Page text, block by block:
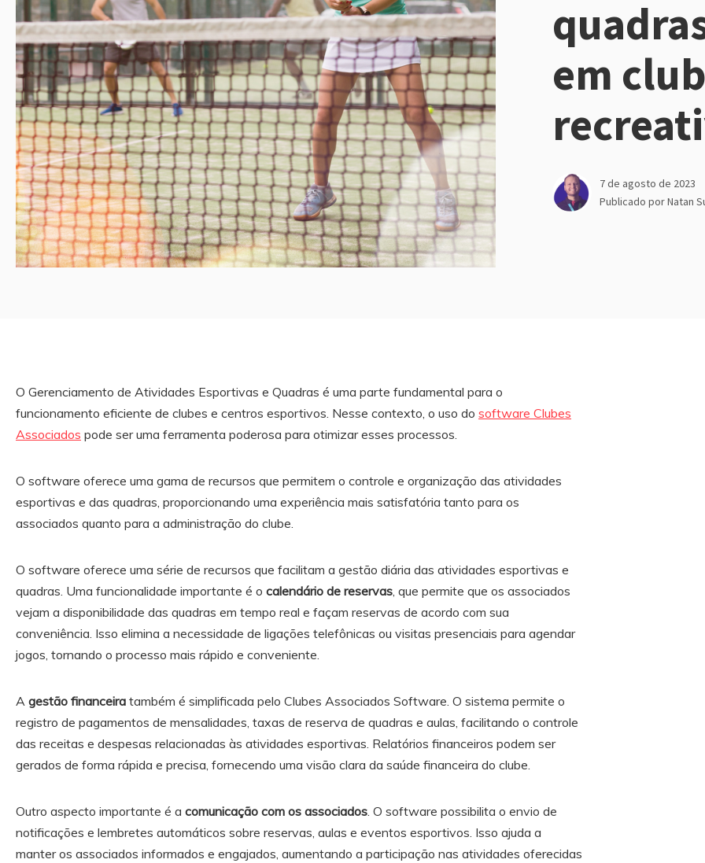
em
7 de agosto de 2023
Publicado porNatan
O Gerenciamento de Atividades Esportivas e Quadras é uma parte fundamental para o
funcionamento eficiente de clubes e centros esportivos. Nesse contexto, o uso do software Clubes
Associados pode ser uma ferramenta poderosa para otimizar esses processos.
O software oferece uma gama de recursos que permitem o controle e organização das atividades
esportivas e das quadras, proporcionando uma experiência mais satisfatória tanto para os
associados quanto para a administração do clube.
O software oferece uma série de recursos que facilitam a gestão diária das atividades esportivas e
quadras. Uma funcionalidade importante é o calendário de reservas, que permite que os associados
vejam a disponibilidade das quadras em tempo real e façam reservas de acordo com sua
conveniência. Isso elimina a necessidade de ligações telefônicas ou visitas presenciais para agendar
jogos, tornando o processo mais rápido e conveniente.
A gestão financeira também é simplificada pelo Clubes Associados Software. O sistema permite o
registro de pagamentos de mensalidades, taxas de reserva de quadras e aulas, facilitando o controle
das receitas e despesas relacionadas às atividades esportivas. Relatórios financeiros podem ser
gerados de forma rápida e precisa, fornecendo uma visão clara da saúde financeira do clube.
Outro aspecto importante é a comunicação com os associados. O software possibilita o envio de
notificações e lembretes automáticos sobre reservas, aulas e eventos esportivos. Isso ajuda a
manter os associados informados e engajados, aumentando a participação nas atividades oferecidas